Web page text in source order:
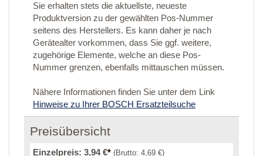
Sie erhalten stets die aktuellste, neueste
Produktversion zu der gewählten Pos-Nummer
seitens des Herstellers. Es kann daher je nach
Gerätealter vorkommen, dass Sie ggf. weitere,
zugehörige Elemente, welche an diese Pos-
Nummer grenzen, ebenfalls mittauschen müssen.
Nähere Informationen finden Sie unter dem Link
Hinweise zu Ihrer BOSCH Ersatzteilsuche
Preisübersicht
Einzelpreis: 3,94 €* (Brutto: 4,69 €)